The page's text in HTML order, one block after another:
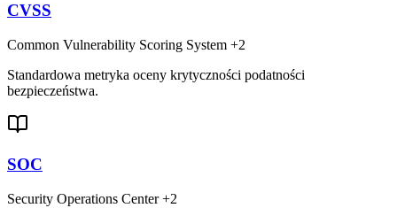
CVSS
Common Vulnerability Scoring System +2
Standardowa metryka oceny krytyczności podatności
bezpieczeństwa.
SOC
Security Operations Center +2